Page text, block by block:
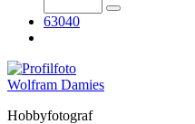
63040
Wolfram Damies
Hobbyfotograf